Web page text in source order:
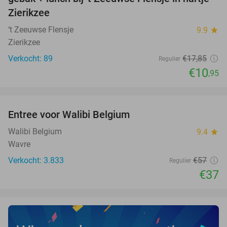
Zierikzee
‘t Zeeuwse Flensje 9.9 star
Zierikzee
Verkocht: 89
Regulier €17,85
€10,95
Entree voor Walibi Belgium
Walibi Belgium 9.4 star
Wavre
Verkocht: 3.833
Regulier €57
€37